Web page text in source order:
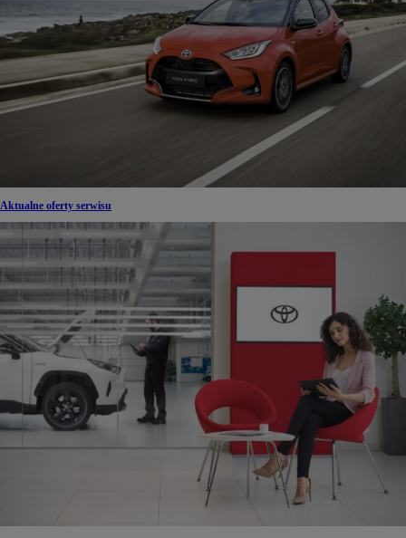
Aktualne oferty serwisu